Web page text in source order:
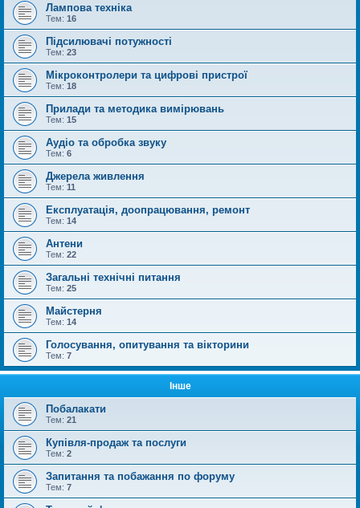
Лампова техніка
Тем: 16
Підсилювачі потужності
Тем: 23
Мікроконтролери та цифрові пристрої
Тем: 18
Прилади та методика вимірювань
Тем: 15
Аудіо та обробка звуку
Тем: 6
Джерела живлення
Тем: 11
Експлуатація, доопрацювання, ремонт
Тем: 14
Антени
Тем: 22
Загальні технічні питання
Тем: 25
Майстерня
Тем: 14
Голосування, опитування та вікторини
Тем: 7
Інше
Побалакати
Тем: 21
Купівля-продаж та послуги
Тем: 2
Запитання та побажання по форуму
Тем: 7